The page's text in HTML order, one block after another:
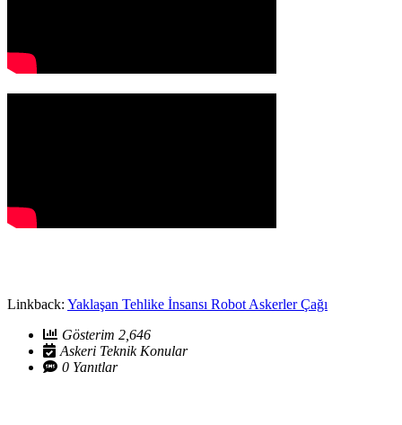
Linkback: Yaklaşan Tehlike İnsansı Robot Askerler Çağı
Gösterim 2,646
Askeri Teknik Konular
0 Yanıtlar